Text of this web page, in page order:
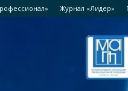
Журнал «Лидер»